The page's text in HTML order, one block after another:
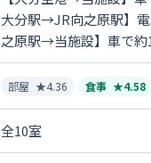
大分駅→JR向之原駅】
之原駅→当施設】車で約
部屋 ★4.36 食事 ★4.58
全10室